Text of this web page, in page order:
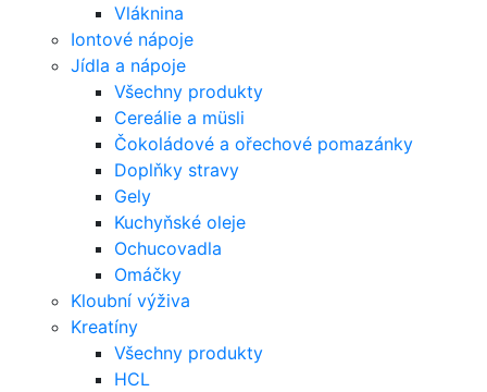
Vláknina
Iontové nápoje
Jídla a nápoje
Všechny produkty
Cereálie a müsli
Čokoládové a ořechové pomazánky
Doplňky stravy
Gely
Kuchyňské oleje
Ochucovadla
Omáčky
Kloubní výživa
Kreatíny
Všechny produkty
HCL